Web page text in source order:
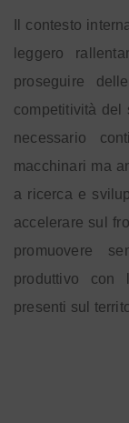
Il contesto
leggero
proseguire
competitività del
necessario
macchinari ma
a ricerca e
accelerare sul
promuovere
produttivo
presenti sul